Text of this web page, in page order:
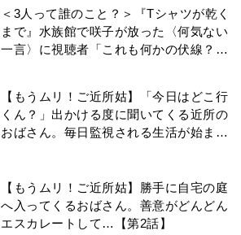
＜3人って誰のこと？＞『Tシャツが乾く
まで』水族館で咲子が放った〈何気ない
一言〉に視聴者「これも何かの伏線？」
【もうムリ！ご近所姑】「今日はどこ行
くん？」出かける度に聞いてくる近所の
おばさん。毎日監視される生活が始ま
【もうムリ！ご近所姑】勝手に自宅の庭
へ入ってくるおばさん。善意がどんどん
エスカレートして…【第2話】